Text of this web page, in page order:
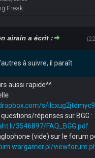
Freak
airain a écrit :
à suivre, il paraît
aussi rapide^^
:
s/
réponses sur BGG :
3546897/FAQ_BGG.pdf
(vide) sur le forum